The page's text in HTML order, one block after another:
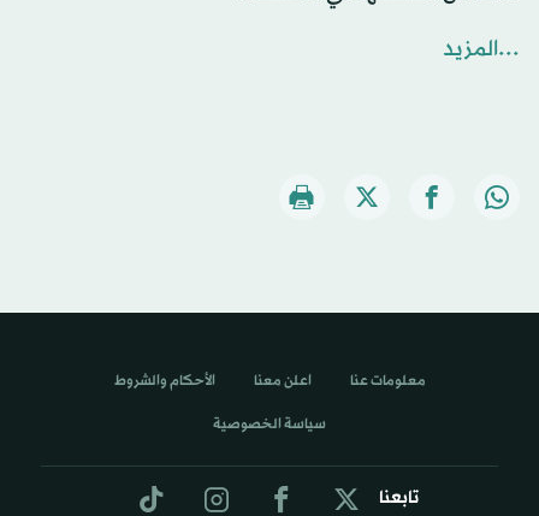
...المزيد
تابعنا
معلومات عنا اعلن معنا الأحكام والشروط
سياسة الخصوصية